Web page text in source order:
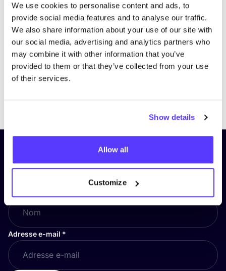
We use cookies to personalise content and ads, to
provide social media features and to analyse our traffic.
We also share information about your use of our site with
our social media, advertising and analytics partners who
may combine it with other information that you’ve
provided to them or that they’ve collected from your use
of their services.
Show details
Allow all
Customize
Inscrivez-vous à notre lettre
d’information et restez informé !
Adresse e-mail *